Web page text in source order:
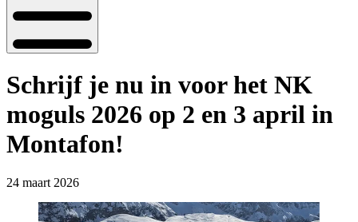
Schrijf je nu in voor het NK
moguls 2026 op 2 en 3 april in
Montafon!
24 maart 2026